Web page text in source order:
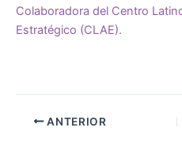
Colaboradora del Centro
Estratégico (CLAE).
ANTERIOR